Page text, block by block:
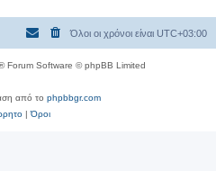
Όλοι οι χρόνοι είναι UTC+03:00
Forum Software © phpBB Limited
από το phpbbgr.com
|Όροι